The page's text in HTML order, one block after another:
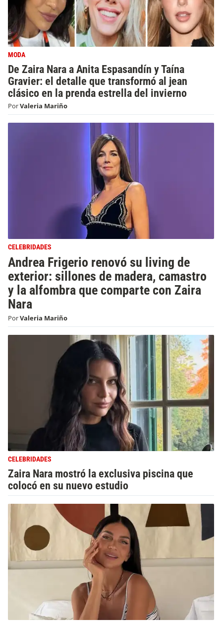
MODA
De Zaira Nara a Anita Espasandín y Taína
Gravier: el detalle que transformó al jean
clásico en la prenda estrella del invierno
PorValeria Mariño
CELEBRIDADES
Andrea Frigerio renovó su living de
exterior: sillones de madera, camastro
y la alfombra que comparte con Zaira
Nara
PorValeria Mariño
CELEBRIDADES
Zaira Nara mostró la exclusiva piscina que
colocó en su nuevo estudio